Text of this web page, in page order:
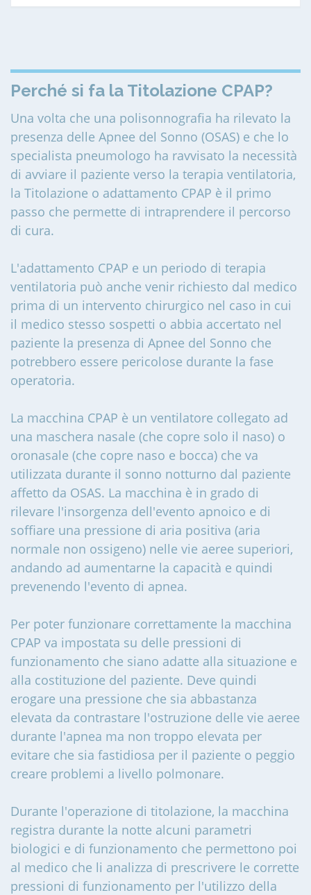
Perché si fa la Titolazione CPAP?
Una volta che una polisonnografia ha rilevato la
presenza delle Apnee del Sonno (OSAS) e che lo
specialista pneumologo ha ravvisato la necessità
di avviare il paziente verso la terapia ventilatoria,
la Titolazione o adattamento CPAP è il primo
passo che permette di intraprendere il percorso
di cura.
L'adattamento CPAP e un periodo di terapia
ventilatoria può anche venir richiesto dal medico
prima di un intervento chirurgico nel caso in cui
il medico stesso sospetti o abbia accertato nel
paziente la presenza di Apnee del Sonno che
potrebbero essere pericolose durante la fase
operatoria.
La macchina CPAP è un ventilatore collegato ad
una maschera nasale (che copre solo il naso) o
oronasale (che copre naso e bocca) che va
utilizzata durante il sonno notturno dal paziente
affetto da OSAS. La macchina è in grado di
rilevare l'insorgenza dell'evento apnoico e di
soffiare una pressione di aria positiva (aria
normale non ossigeno) nelle vie aeree superiori,
andando ad aumentarne la capacità e quindi
prevenendo l'evento di apnea.
Per poter funzionare correttamente la macchina
CPAP va impostata su delle pressioni di
funzionamento che siano adatte alla situazione e
alla costituzione del paziente. Deve quindi
erogare una pressione che sia abbastanza
elevata da contrastare l'ostruzione delle vie aeree
durante l'apnea ma non troppo elevata per
evitare che sia fastidiosa per il paziente o peggio
creare problemi a livello polmonare.
Durante l'operazione di titolazione, la macchina
registra durante la notte alcuni parametri
biologici e di funzionamento che permettono poi
al medico che li analizza di prescrivere le corrette
pressioni di funzionamento per l'utilizzo della